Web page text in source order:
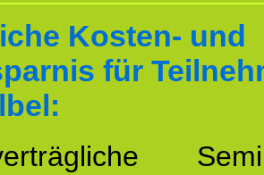
Kosten- und
für